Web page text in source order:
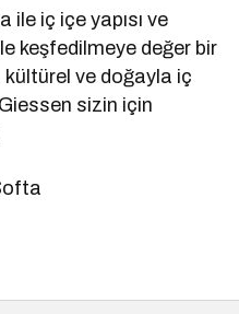
ile iç içe yapısı ve
keşfedilmeye değer bir
ve doğayla iç
sizin için